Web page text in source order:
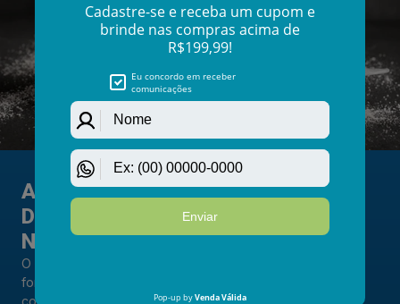
A CIÊNCIA POR TRÁS
DO WORKBLUE
NUTRIBLUE
O WorkBlue Nutriblue é um suplemento alimentar em pó
formulado com cafeína, aminoácidos e vitaminas do